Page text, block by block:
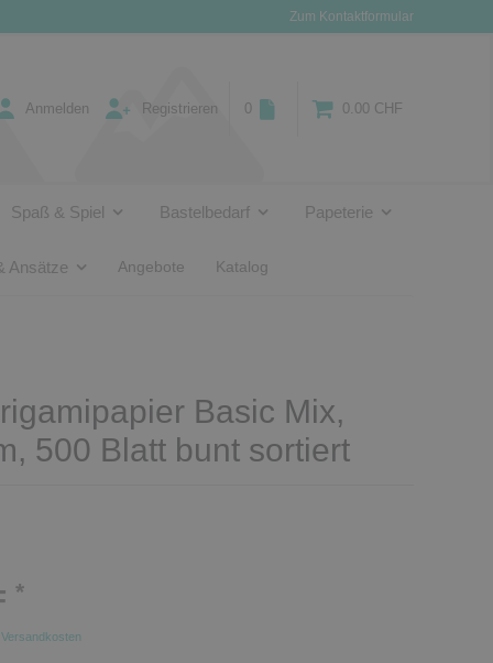
Zum Kontaktformular
Anmelden Registrieren 0 0.00 CHF
Spaß & Spiel Bastelbedarf Papeterie
Ansätze Angebote Katalog
Basic Mix,
500 Blatt bunt sortiert
*
Versandkosten